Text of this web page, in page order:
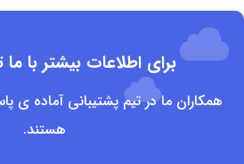
برای اطلاعات بیشتر با
همکاران ما در تیم پشتیبانی آماده ی
هستند.